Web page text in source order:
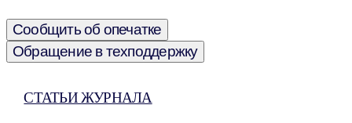
Сообщить об опечатке
Обращение в техподдержку
СТАТЬИ ЖУРНАЛА